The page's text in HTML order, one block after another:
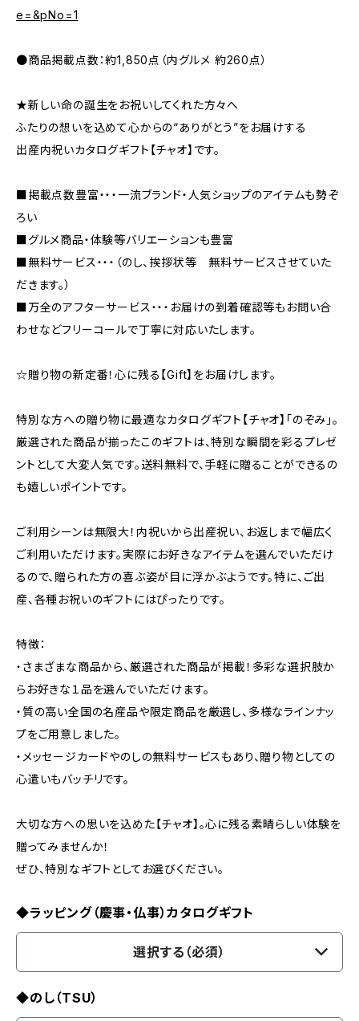
e=&pNo=1
●商品掲載点数：約1,850点（内グルメ 約260点）
★新しい命の誕生をお祝いしてくれた方々へ
ふたりの想いを込めて心からの“ありがとう”をお届けする
出産内祝いカタログギフト【チャオ】です。
■掲載点数豊富・・・一流ブランド・人気ショップのアイテムも勢ぞ
ろい
■グルメ商品・体験等バリエーションも豊富
■無料サービス・・・（のし、挨拶状等 無料サービスさせていた
だきます。）
■万全のアフターサービス・・・お届けの到着確認等もお問い合
わせなどフリーコールで丁寧に対応いたします。
☆贈り物の新定番！心に残る【Gift】をお届けします。
特別な方への贈り物に最適なカタログギフト【チャオ】「のぞみ」。
厳選された商品が揃ったこのギフトは、特別な瞬間を彩るプレゼ
ントとして大変人気です。送料無料で、手軽に贈ることができるの
も嬉しいポイントです。
ご利用シーンは無限大！内祝いから出産祝い、お返しまで幅広く
ご利用いただけます。実際にお好きなアイテムを選んでいただけ
るので、贈られた方の喜ぶ姿が目に浮かぶようです。特に、ご出
産、各種お祝いのギフトにはぴったりです。
特徴：
・さまざまな商品から、厳選された商品が掲載！多彩な選択肢か
らお好きな１品を選んでいただけます。
・質の高い全国の名産品や限定商品を厳選し、多様なラインナッ
プをご用意しました。
・メッセージカードやのしの無料サービスもあり、贈り物としての
心遣いもバッチリです。
大切な方への思いを込めた【チャオ】。心に残る素晴らしい体験を
贈ってみませんか！
ぜひ、特別なギフトとしてお選びください。
◆ラッピング（慶事・仏事）カタログギフト
選択する（必須）
◆のし（TSU）